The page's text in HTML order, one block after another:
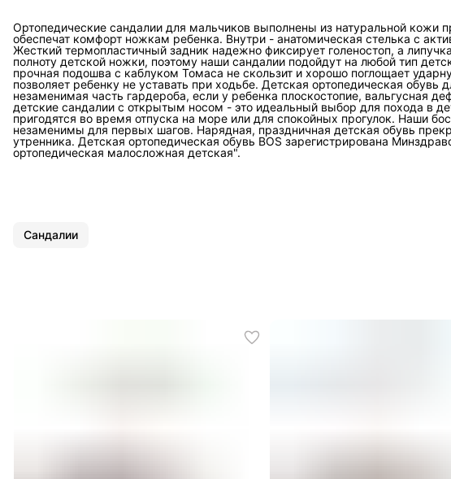
Ортопедические сандалии для мальчиков выполнены из натуральной кожи
обеспечат комфорт ножкам ребенка. Внутри - анатомическая стелька с
Жесткий термопластичный задник надежно фиксирует голеностоп, а
полноту детской ножки, поэтому наши сандалии подойдут на любой тип
прочная подошва с каблуком Томаса не скользит и хорошо поглощает
позволяет ребенку не уставать при ходьбе. Детская ортопедическая обувь
незаменимая часть гардероба, если у ребенка плоскостопие, вальгусная
детские сандалии с открытым носом - это идеальный выбор для похода в
пригодятся во время отпуска на море или для спокойных прогулок. Наши
незаменимы для первых шагов. Нарядная, праздничная детская обувь
утренника. Детская ортопедическая обувь BOS зарегистрирована
ортопедическая малосложная детская".
Сандалии